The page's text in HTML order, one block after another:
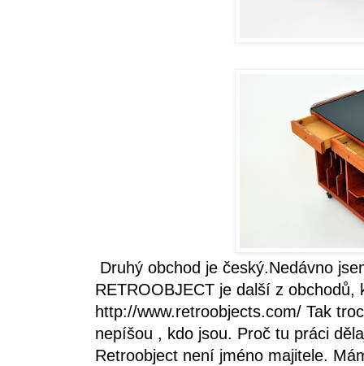
Druhý obchod je český.Nedávno
RETROOBJECT je další z
http://www.retroobjects.com/ Tak
nepíšou , kdo jsou. Proč tu práci
Retroobject není jméno majitele.